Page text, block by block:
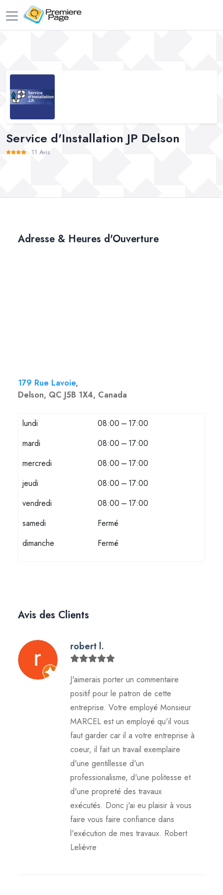
Service d'Installation JP Delson
11 Avis
Adresse & Heures d'Ouverture
179 Rue Lavoie,
Delson, QC J5B 1X4, Canada
lundi
08:00 – 17:00
mardi
08:00 – 17:00
mercredi
08:00 – 17:00
jeudi
08:00 – 17:00
vendredi
08:00 – 17:00
samedi
Fermé
dimanche
Fermé
Avis des Clients
robert l.
J'aimerais porter un commentaire
positif pour le patron de cette
entreprise. Votre employé Monsieur
MARCEL est un employé qu'il vous
faut garder car il a votre entreprise à
coeur, il fait un travail exemplaire
d'une gentillesse d'un
professionalisme, d'une politesse et
d'une propreté des travaux
exécutés. Donc j'ai eu plaisir à vous
faire vous faire confiance dans
l'exécution de mes travaux. Robert
Lelièvre